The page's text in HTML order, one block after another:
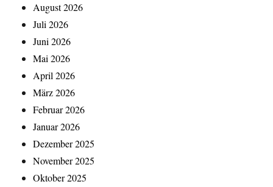
August 2026
Juli 2026
Juni 2026
Mai 2026
April 2026
März 2026
Februar 2026
Januar 2026
Dezember 2025
November 2025
Oktober 2025